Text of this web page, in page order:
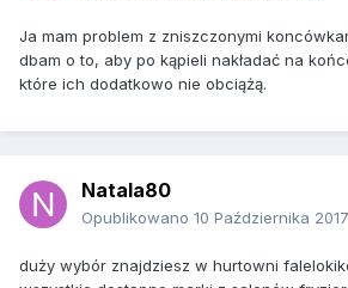
Ja mam problem z zniszczonymi
dbam o to, aby po kąpieli nakładać na
które ich dodatkowo nie obciążą.
Natala80
Opublikowano 10 Października 2017
duży wybór znajdziesz w hurtowni